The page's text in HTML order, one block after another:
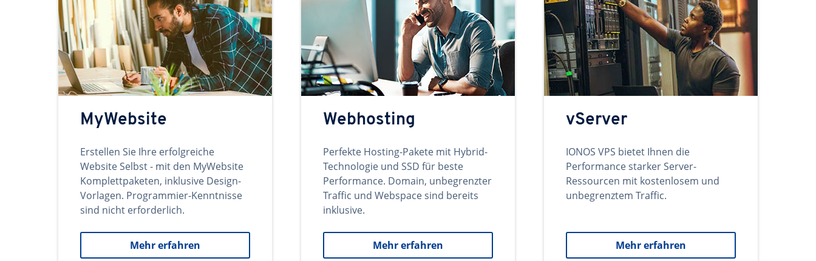
MyWebsite
Erstellen Sie Ihre erfolgreiche
Website Selbst - mit den MyWebsite
Komplettpaketen, inklusive Design-
Vorlagen. Programmier-Kenntnisse
sind nicht erforderlich.
Mehr erfahren
Webhosting
Perfekte Hosting-Pakete mit Hybrid-
Technologie und SSD für beste
Performance. Domain, unbegrenzter
Traffic und Webspace sind bereits
inklusive.
Mehr erfahren
vServer
IONOS VPS bietet Ihnen die
Performance starker Server-
Ressourcen mit kostenlosem und
unbegrenztem Traffic.
Mehr erfahren